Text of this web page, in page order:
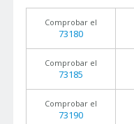
Comprobar el
73180
Comprobar el
73185
Comprobar el
73190